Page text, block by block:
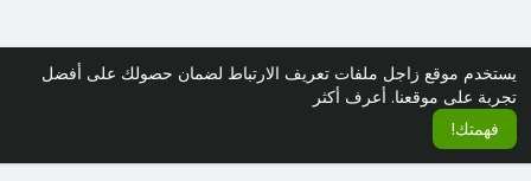
يستخدم موقع زاجل ملفات تعريف الارتباط لضمان حصولك على أفضل
تجربة على موقعنا. أعرف أكثر
فهمتك!